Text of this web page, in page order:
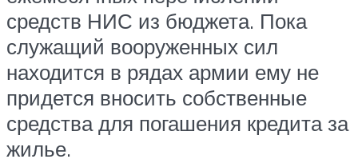
средств НИС из бюджета. Пока
служащий вооруженных сил
находится в рядах армии ему не
придется вносить собственные
средства для погашения кредита за
жилье.